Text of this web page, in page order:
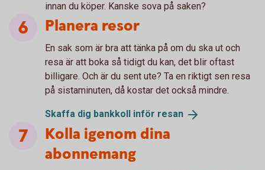
innan du köper. Kanske sova på saken?
Planera resor
En sak som är bra att tänka på om du ska ut och
resa är att boka så tidigt du kan, det blir oftast
billigare. Och är du sent ute? Ta en riktigt sen resa
på sistaminuten, då kostar det också mindre.
Skaffa dig bankkoll inför resan
Kolla igenom dina
abonnemang